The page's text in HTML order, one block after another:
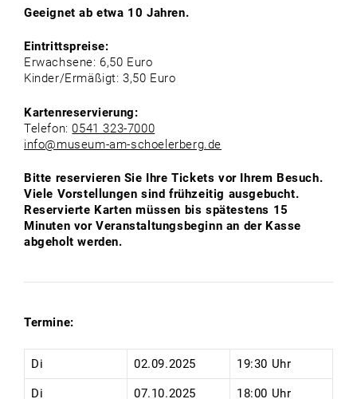
Geeignet ab etwa 10 Jahren.
Eintrittspreise:
Erwachsene: 6,50 Euro
Kinder/Ermäßigt: 3,50 Euro
Kartenreservierung:
Telefon:0541 323-7000
info@museum-am-schoelerberg.de
Bitte reservieren Sie Ihre Tickets vor Ihrem Besuch.
Viele Vorstellungen sind frühzeitig ausgebucht.
Reservierte Karten müssen bis spätestens 15
Minuten vor Veranstaltungsbeginn an der Kasse
abgeholt werden.
Termine:
Di 02.09.2025 19:30 Uhr
Di 07.10.2025 18:00 Uhr